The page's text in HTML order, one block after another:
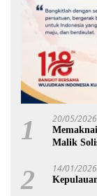
1 20/05/2026
Malik
2 14/01/2026